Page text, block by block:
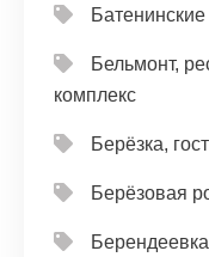
Бельмонт,
комплекс
Берёзка,
Берёзовая